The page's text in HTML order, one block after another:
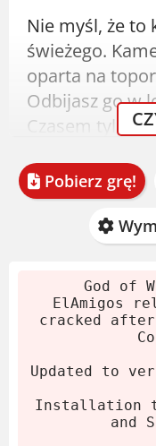
Nie myśl, że to
świeżego.
oparta na
Odbijasz go w
Czasem tylko
God of
1.0.1
Wydanie z 14
wszystko. Gra
instalacji
Wypakuj
Pobierz grę!
God of
ElAmigos
cracked
Updated to
Installation
and